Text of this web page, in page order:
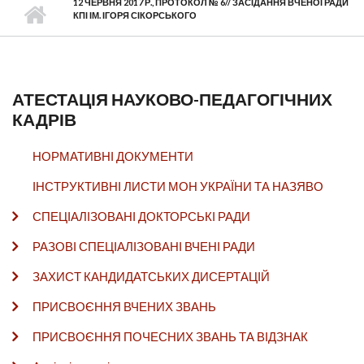
КПІ ІМ. ІГОРЯ СІКОРСЬКОГО
АТЕСТАЦІЯ НАУКОВО-ПЕДАГОГІЧНИХ
КАДРІВ
НОРМАТИВНІ ДОКУМЕНТИ
ІНСТРУКТИВНІ ЛИСТИ МОН УКРАЇНИ ТА НАЗЯВО
СПЕЦІАЛІЗОВАНІ ДОКТОРСЬКІ РАДИ
РАЗОВІ СПЕЦІАЛІЗОВАНІ ВЧЕНІ РАДИ
ЗАХИСТ КАНДИДАТСЬКИХ ДИСЕРТАЦІЙ
ПРИСВОЄННЯ ВЧЕНИХ ЗВАНЬ
ПРИСВОЄННЯ ПОЧЕСНИХ ЗВАНЬ ТА ВІДЗНАК